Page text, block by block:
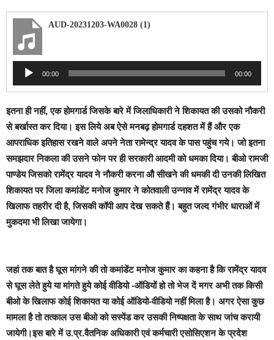
AUD-20231203-WA0028 (1)
Audio
Player
00:00 00:00
इतना ही नहीं, एक होमगार्ड जिसके बारे में जिलाधिकारी ने शिकायत की उसको नौकरी
से बर्खास्त कर दिया। इस लिये अब ऐसे मनबढ़ होमगार्ड दहशत में हैं और एक
आपराधिक इतिहास रखने वाले अपने नेता रामेन्द्र यादव के पास पहुंच गये। जो इतना
समझदार निकला की उसने फोन पर ही सरकारी आदमी को धमका दिया। बीओ रामजी
पाण्डेय जिसको रामेंद्र यादव ने नौकरी करना औै सीखने की धमकी दी उनकी लिखित
शिकायत पर जिला कमांडेंट मनोज कुमार ने कोतवाली उन्नाव में रामेंद्र यादव के
खिलाफ तहरीर दी है, जिसकी कॉपी आप देख सकते हैं। बहुत जल्द गंभीर धाराओं में
मुकदमा भी लिखा जायेगा।
जहां तक बात है घूस मांगने की तोकमांडेंट मनोज कुमार का कहना है कि रामेंद्र यादव
से घूस लेते हुये या मांगते हुये कोई वीडियो -ऑडियों हो तो भेज दें मगर अभी तक किसी
बीओ के खिलाफ कोई शिकायत या कोई ऑडियो-वीडियो नहीं मिला है। अगर ऐसा कुछ
मामला है तो तत्काल उस बीओ को सस्पेंड कर उसकी निष्पक्षता के साथ जांच करायी
जायेगी।इस बारे में उ.प्र.वैतनिक अधिकारी एवं कर्मचारी एसोसिएशन के प्रदेश